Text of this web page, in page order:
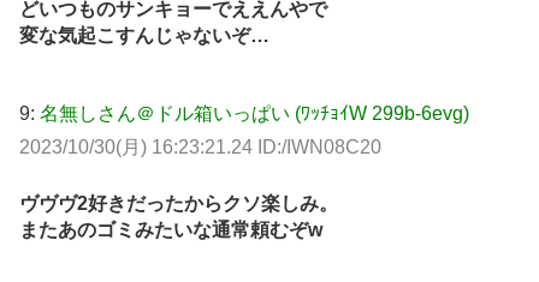
どいつものサンキョーでええんやで
変な気起こすんじゃないぞ…
9: 名無しさん＠ドル箱いっぱい (ﾜｯﾁｮｲW 299b-6evg)
2023/10/30(月) 16:23:21.24 ID:/IWN08C20
ヴヴヴ2好きだったからクソ楽しみ。
またあのゴミみたいな通常頼むぞw